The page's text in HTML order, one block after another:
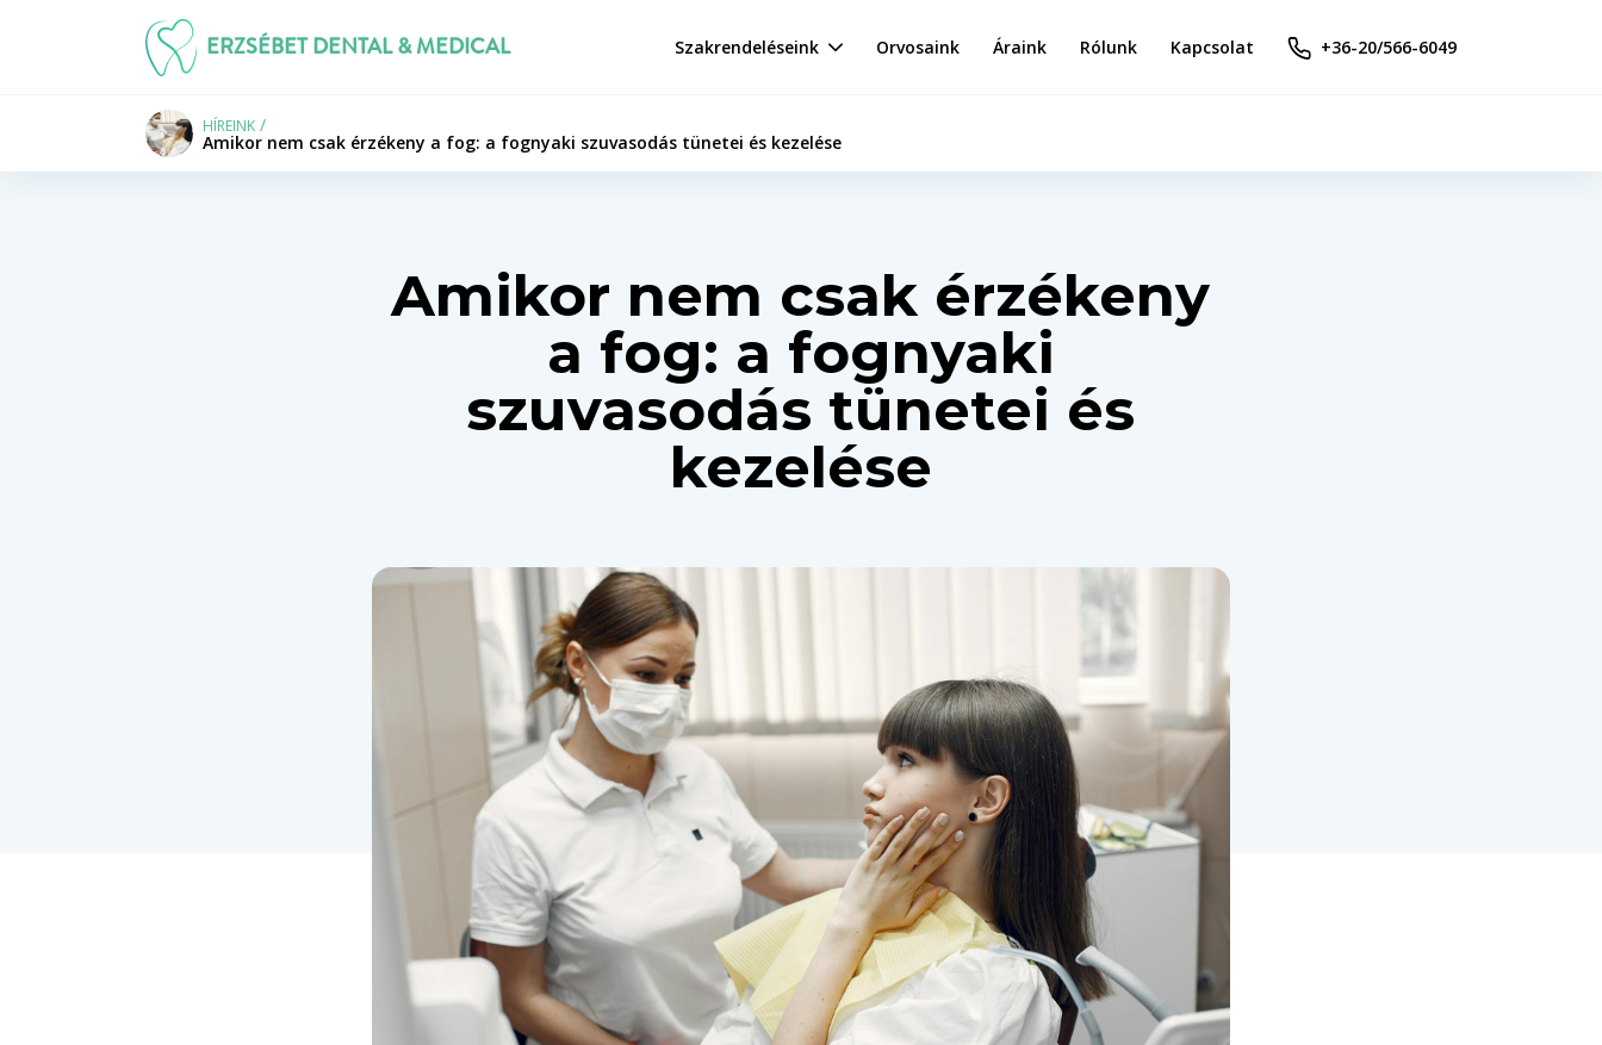
ERZSÉBET DENTAL & MEDICAL Szakrendeléseink Orvosaink Áraink Rólunk Kapcsolat +36-20/566-6049
HÍREINK
Amikor nem csak érzékeny a fog: a fognyaki szuvasodás tünetei és kezelése
Amikor nem csak érzékeny
a fog: a fognyaki
szuvasodás tünetei és
kezelése